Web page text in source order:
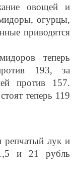
овощей и
огурцы,
приводятся
теперь
193, за
против 157.
теперь 119
репчатый лук и
и 21 рубль